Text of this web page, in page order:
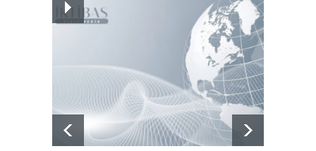
Kolombiya, solcu Petro'nun
yerine aşırı sağcı Espriella'yı
Güncel 8 Ağustos 2026